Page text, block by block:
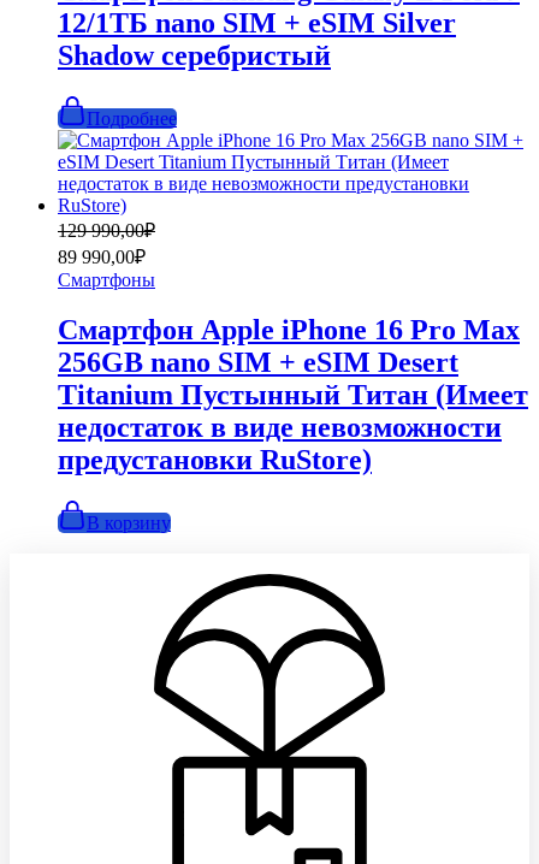
12/1ТБ nano SIM + eSIM Silver
Shadow серебристый
Подробнее
129 990,00₽
Первоначальная
цена
составляла
129
990,00₽.
89 990,00₽
Текущая
цена:
89
990,00₽.
Смартфоны
Смартфон Apple iPhone 16 Pro Max
256GB nano SIM + eSIM Desert
Titanium Пустынный Титан (Имеет
недостаток в виде невозможности
предустановки RuStore)
В корзину